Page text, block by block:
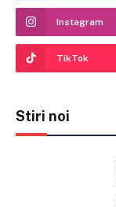
Instagram
TikTok
Stiri noi